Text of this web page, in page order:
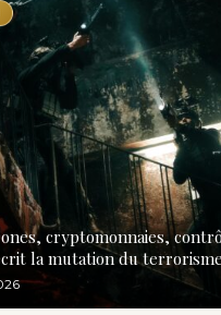
cryptomonnaies,
la mutation du terrorisme